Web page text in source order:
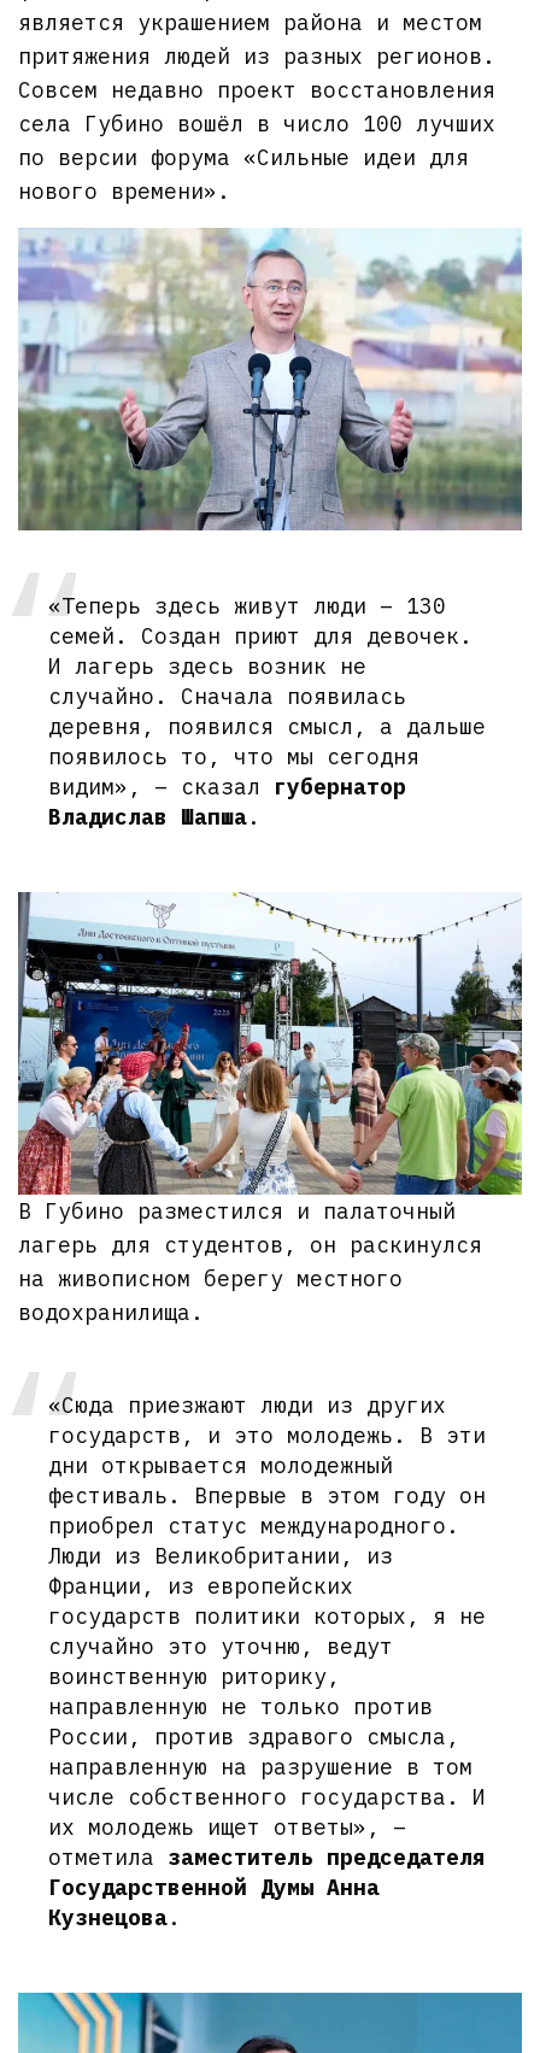
является украшением района и местом
притяжения людей из разных регионов.
Совсем недавно проект восстановления
села Губино вошёл в число 100 лучших
по версии форума «Сильные идеи для
нового времени».
«Теперь здесь живут люди – 130
семей. Создан приют для девочек.
И лагерь здесь возник не
случайно. Сначала появилась
деревня, появился смысл, а дальше
появилось то, что мы сегодня
видим», – сказал губернатор
Владислав Шапша.
В Губино разместился и палаточный
лагерь для студентов, он раскинулся
на живописном берегу местного
водохранилища.
«Сюда приезжают люди из других
государств, и это молодежь. В эти
дни открывается молодежный
фестиваль. Впервые в этом году он
приобрел статус международного.
Люди из Великобритании, из
Франции, из европейских
государств политики которых, я не
случайно это уточню, ведут
воинственную риторику,
направленную не только против
России, против здравого смысла,
направленную на разрушение в том
числе собственного государства. И
их молодежь ищет ответы», –
отметила заместитель председателя
Государственной Думы Анна
Кузнецова.